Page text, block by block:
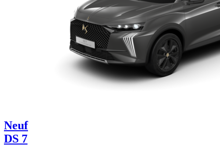
Neuf
DS 7